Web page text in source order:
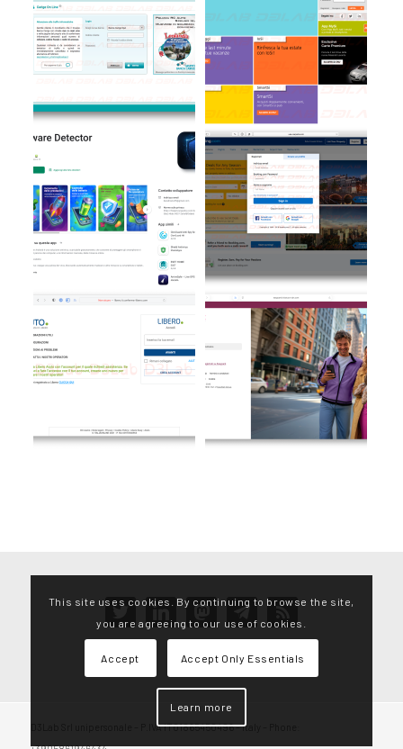
twitterlinkedinmastodontelegramrss
D3Lab Srl unipersonale – P.IVA IT01865450496 – Italy – Phone:
This site uses cookies. By continuing to browse the site,
you are agreeing to our use of cookies.
Accept Accept Only Essentials
Learn more